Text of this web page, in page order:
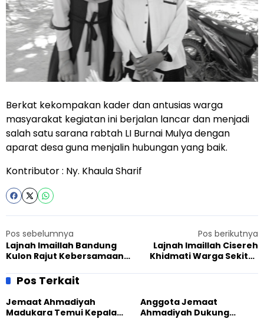
Berkat kekompakan kader dan antusias warga
masyarakat kegiatan ini berjalan lancar dan menjadi
salah satu sarana rabtah LI Burnai Mulya dengan
aparat desa guna menjalin hubungan yang baik.
Kontributor : Ny. Khaula Sharif
Pos sebelumnya
Lajnah Imaillah Bandung
Kulon Rajut Kebersamaan
Kelurahan Jamika
Pos berikutnya
Lajnah Imaillah Cisereh
Khidmati Warga Sekitar
Pos Terkait
Jemaat Ahmadiyah
Madukara Temui Kepala
Anggota Jemaat
Ahmadiyah Dukung